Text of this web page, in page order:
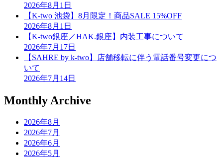
2026年8月1日
【K-two 池袋】8月限定！商品SALE 15%OFF
2026年8月1日
【K-two銀座／HAK.銀座】内装工事について
2026年7月17日
【SAHRE by k-two】店舗移転に伴う電話番号変更につ
いて
2026年7月14日
Monthly Archive
2026年8月
2026年7月
2026年6月
2026年5月